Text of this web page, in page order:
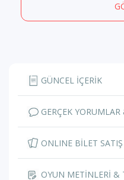
GÜNCEL İÇERİK
GERÇEK
ONLINE BİLET SATIŞ
OYUN METİNLERİ &